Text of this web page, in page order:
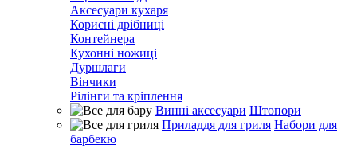
Аксесуари кухаря
Корисні дрібниці
Контейнера
Кухонні ножиці
Дуршлаги
Вінчики
Рілінги та кріплення
Винні аксесуари Штопори
Приладдя для гриля Набори для
барбекю